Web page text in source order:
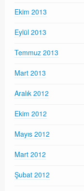
Ekim 2013
Eylül 2013
Temmuz 2013
Mart 2013
Aralık 2012
Ekim 2012
Mayıs 2012
Mart 2012
Şubat 2012